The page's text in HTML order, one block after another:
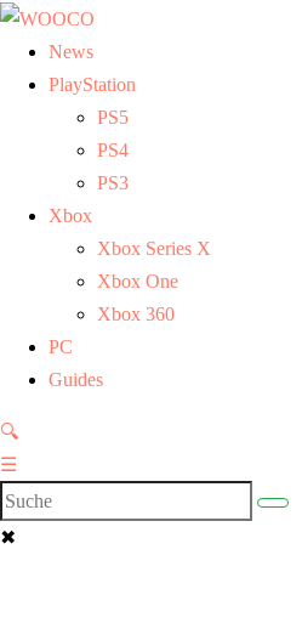
News
PlayStation
PS5
PS4
PS3
Xbox
Xbox Series X
Xbox One
Xbox 360
PC
Guides
🔍
☰
✖